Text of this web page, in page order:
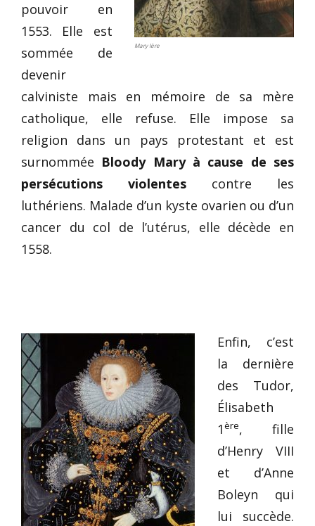
Mary Ière
pouvoir en
1553. Elle est
sommée de
devenir
calviniste mais en mémoire de sa mère
catholique, elle refuse. Elle impose sa
religion dans un pays protestant et est
surnommée Bloody Mary à cause de ses
persécutions violentes contre les
luthériens. Malade d’un kyste ovarien ou d’un
cancer du col de l’utérus, elle décède en
1558.
Enfin, c’est
la dernière
des Tudor,
Élisabeth
1ère, fille
d’Henry VIII
et d’Anne
Boleyn qui
lui succède.